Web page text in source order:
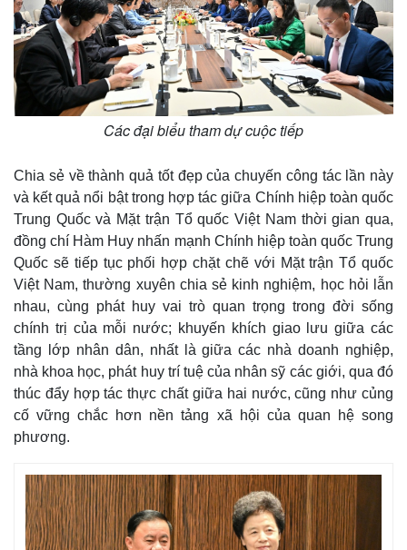
Tỷ giá
Chứng khoán
Giá cà phê
Các đại biểu tham dự cuộc tiếp
Chia sẻ về thành quả tốt đẹp của chuyến công tác lần này
và kết quả nổi bật trong hợp tác giữa Chính hiệp toàn quốc
Trung Quốc và Mặt trận Tổ quốc Việt Nam thời gian qua,
đồng chí Hàm Huy nhấn mạnh Chính hiệp toàn quốc Trung
Quốc sẽ tiếp tục phối hợp chặt chẽ với Mặt trận Tổ quốc
Việt Nam, thường xuyên chia sẻ kinh nghiệm, học hỏi lẫn
nhau, cùng phát huy vai trò quan trọng trong đời sống
chính trị của mỗi nước; khuyến khích giao lưu giữa các
tầng lớp nhân dân, nhất là giữa các nhà doanh nghiệp,
nhà khoa học, phát huy trí tuệ của nhân sỹ các giới, qua đó
thúc đẩy hợp tác thực chất giữa hai nước, cũng như củng
cố vững chắc hơn nền tảng xã hội của quan hệ song
phương.